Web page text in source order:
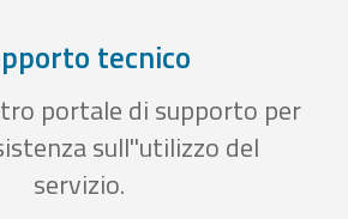
tecnico
portale di supporto per
sull''utilizzo del
servizio.